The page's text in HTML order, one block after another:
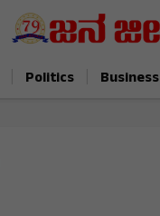
Politics Business